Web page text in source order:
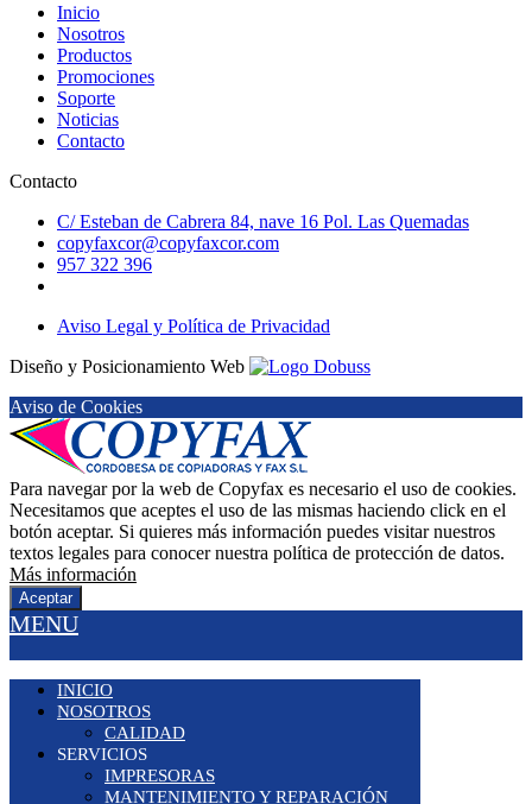
Inicio
Nosotros
Productos
Promociones
Soporte
Noticias
Contacto
Contacto
C/ Esteban de Cabrera 84, nave 16 Pol. Las Quemadas
copyfaxcor@copyfaxcor.com
957 322 396
Aviso Legal y Política de Privacidad
Diseño y Posicionamiento Web
Aviso de Cookies
Para navegar por la web de Copyfax es necesario el uso de cookies.
Necesitamos que aceptes el uso de las mismas haciendo click en el
botón aceptar. Si quieres más información puedes visitar nuestros
textos legales para conocer nuestra política de protección de datos.
Más información
Aceptar
MENU
INICIO
NOSOTROS
CALIDAD
SERVICIOS
IMPRESORAS
MANTENIMIENTO Y REPARACIÓN